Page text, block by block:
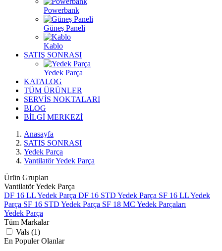
Powerbank
Güneş Paneli
Kablo
SATIŞ SONRASI
Yedek Parça
KATALOG
TÜM ÜRÜNLER
SERVİS NOKTALARI
BLOG
BİLGİ MERKEZİ
Anasayfa
SATIŞ SONRASI
Yedek Parça
Vantilatör Yedek Parça
Ürün Grupları
Vantilatör Yedek Parça
DF 16 LL Yedek Parça DF 16 STD Yedek Parça SF 16 LL Yedek
Parça SF 16 STD Yedek Parça SF 18 MC Yedek Parçaları
Yedek Parça
Tüm Markalar
Vals (1)
En Populer Olanlar